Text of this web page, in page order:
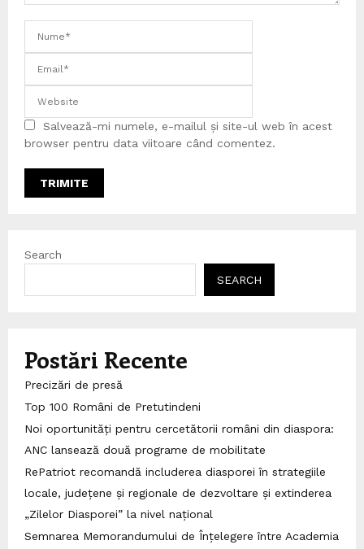
Salvează-mi numele, e-mailul și site-ul web în acest
browser pentru data viitoare când comentez.
Search
SEARCH
Postări Recente
Precizări de presă
Top 100 Români de Pretutindeni
Noi oportunități pentru cercetătorii români din diaspora:
ANC lansează două programe de mobilitate
RePatriot recomandă includerea diasporei în strategiile
locale, județene și regionale de dezvoltare și extinderea
„Zilelor Diasporei” la nivel național
Semnarea Memorandumului de Înțelegere între Academia